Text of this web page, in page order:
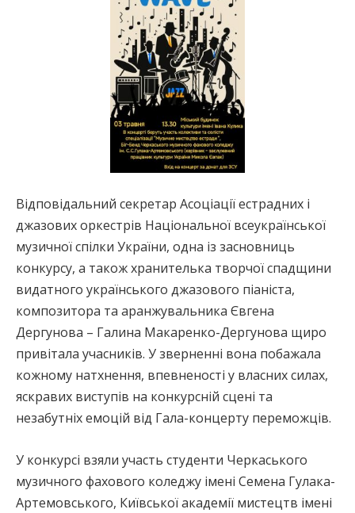
Відповідальний секретар Асоціації естрадних і
джазових оркестрів Національної всеукраїнської
музичної спілки України, одна із засновниць
конкурсу, а також хранителька творчої спадщини
видатного українського джазового піаніста,
композитора та аранжувальника Євгена
Дергунова – Галина Макаренко-Дергунова щиро
привітала учасників. У зверненні вона побажала
кожному натхнення, впевненості у власних силах,
яскравих виступів на конкурсній сцені та
незабутніх емоцій від Гала-концерту переможців.
У конкурсі взяли участь студенти Черкаського
музичного фахового коледжу імені Семена Гулака-
Артемовського, Київської академії мистецтв імені